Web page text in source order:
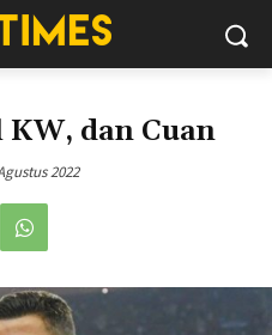
dan Cuan
2022